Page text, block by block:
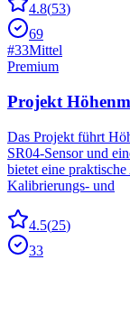
4.8(53)
69
#33Mittel
Premium
Projekt
Das Projekt führt
SR04-Sensor und
bietet eine
Kalibrierungs- und
4.5(25)
33